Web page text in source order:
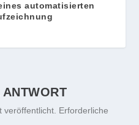
automatisierten
veröffentlicht. Erforderliche